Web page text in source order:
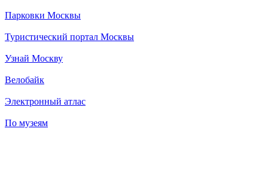
Парковки Москвы
Туристический портал Москвы
Узнай Москву
Велобайк
Электронный атлас
По музеям